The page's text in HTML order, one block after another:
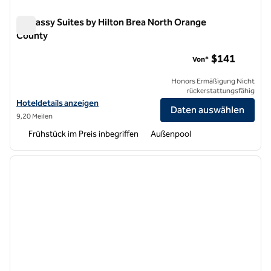
Embassy Suites by Hilton Brea North Orange
County
Hoteldetails für Embassy Suites by Hilton Brea North Orange
Hoteldetails anzeigen
9,20 Meilen
Von* $141
Honors Ermäßigung Nicht
rückerstattungsfähig
Daten auswählen
Frühstück im Preis inbegriffen Außenpool
1 von 12